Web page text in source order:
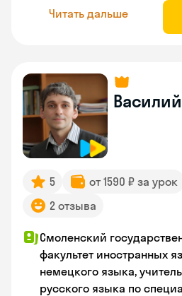
Читать дальше
Василий
5 от 1590 ₽ за урок
2 отзыва
Смоленский
факультет иностранных
немецкого языка,
русского языка по